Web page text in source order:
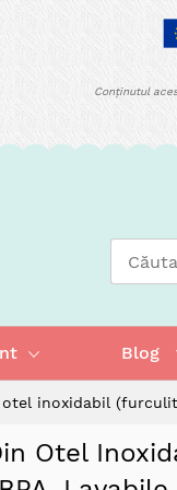
Conținutul
Blog
inoxidabil
Otel